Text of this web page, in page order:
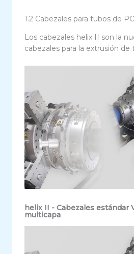
1.2 Cabezales para tubos de
Los cabezales helix II son la
cabezales para la extrusión de
helix II - Cabezales estándar
multicapa